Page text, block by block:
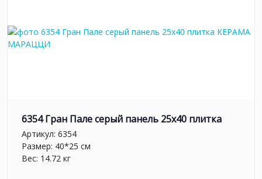
6354 Гран Пале серый панель 25x40 плитка
Артикул: 6354
Размер: 40*25 см
Вес: 14.72 кг